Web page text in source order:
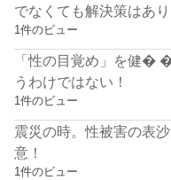
でなくても解決策はあり
1件のビュー
「性の目覚め」を健�
うわけではない！
1件のビュー
震災の時。性被害の表
意！
1件のビュー